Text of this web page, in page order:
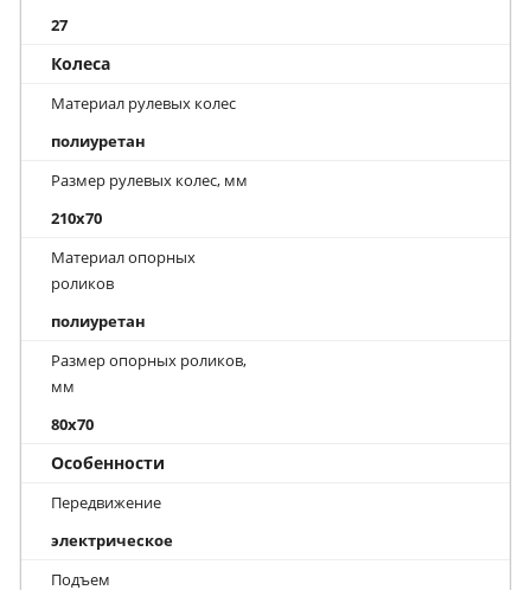
27
Колеса
Материал рулевых колес
полиуретан
Размер рулевых колес, мм
210x70
Материал опорных
роликов
полиуретан
Размер опорных роликов,
мм
80x70
Особенности
Передвижение
электрическое
Подъем